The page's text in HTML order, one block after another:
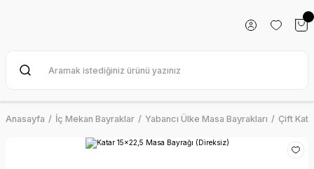
Anasayfa İç Mekan Bayraklar Yabancı Ülke Masa Bayrakları Çift Kat